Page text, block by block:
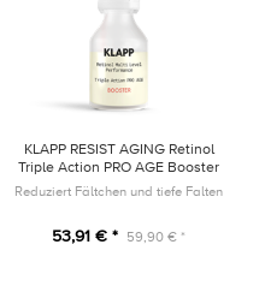
KLAPP RESIST AGING Retinol
Triple Action PRO AGE Booster
15ml
Reduziert Fältchen und tiefe Falten
53,91 € * 59,90 € *